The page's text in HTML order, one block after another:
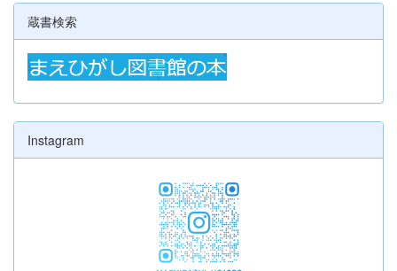
蔵書検索
Instagram